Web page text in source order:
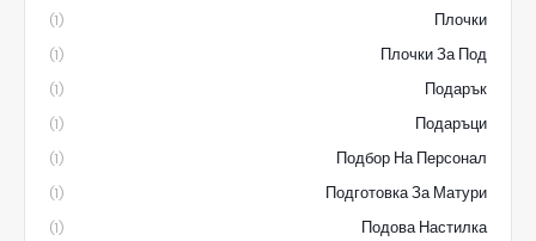
Плочки
(1)
Плочки За Под
(1)
Подарък
(1)
Подаръци
(1)
Подбор На Персонал
(1)
Подготовка За Матури
(1)
Подова Настилка
(1)